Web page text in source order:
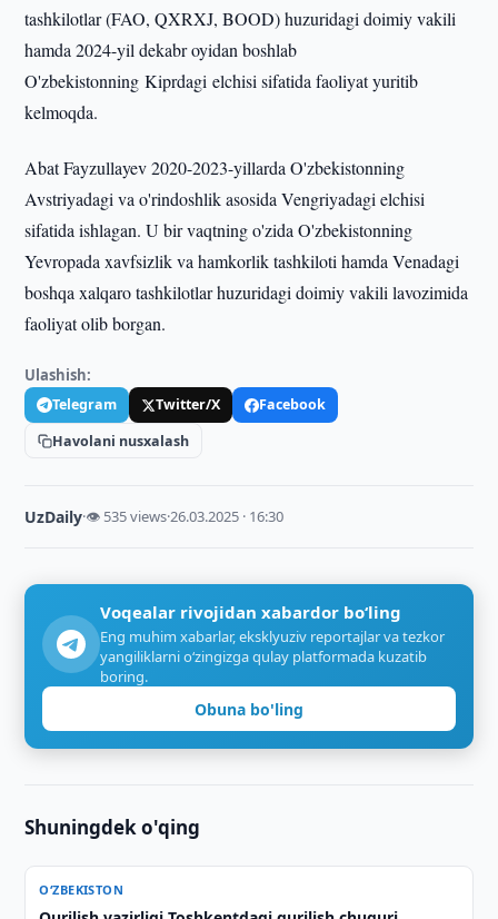
tashkilotlar (FAO, QXRXJ, BOOD) huzuridagi doimiy vakili
hamda 2024-yil dekabr oyidan boshlab
O'zbekistonning Kiprdagi elchisi sifatida faoliyat yuritib
kelmoqda.
Abat Fayzullayev 2020-2023-yillarda O'zbekistonning
Avstriyadagi va o'rindoshlik asosida Vengriyadagi elchisi
sifatida ishlagan. U bir vaqtning o'zida O'zbekistonning
Yevropada xavfsizlik va hamkorlik tashkiloti hamda Venadagi
boshqa xalqaro tashkilotlar huzuridagi doimiy vakili lavozimida
faoliyat olib borgan.
Ulashish:
Telegram Twitter/X
Facebook
Havolani nusxalash
UzDaily·👁 535 views·26.03.2025 · 16:30
Voqealar rivojidan xabardor bo‘ling
Eng muhim xabarlar, eksklyuziv reportajlar va tezkor
yangiliklarni o‘zingizga qulay platformada kuzatib
boring.
Obuna bo'ling
Shuningdek o'qing
O‘ZBEKISTON